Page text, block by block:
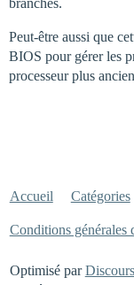
Peut-être aussi que
BIOS pour gérer les
processeur plus
Accueil Catégories
Conditions générales
Optimisé par